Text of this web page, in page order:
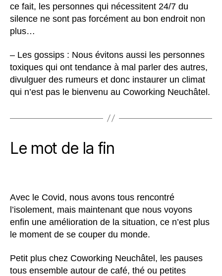
ce fait, les personnes qui nécessitent 24/7 du
silence ne sont pas forcément au bon endroit non
plus…
– Les gossips : Nous évitons aussi les personnes
toxiques qui ont tendance à mal parler des autres,
divulguer des rumeurs et donc instaurer un climat
qui n’est pas le bienvenu au Coworking Neuchâtel.
Le mot de la fin
Avec le Covid, nous avons tous rencontré
l’isolement, mais maintenant que nous voyons
enfin une amélioration de la situation, ce n’est plus
le moment de se couper du monde.
Petit plus chez Coworking Neuchâtel, les pauses
tous ensemble autour de café, thé ou petites